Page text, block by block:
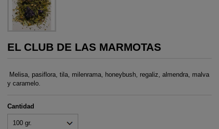
EL CLUB DE LAS MARMOTAS
Melisa, pasiflora, tila, milenrama, honeybush, regaliz, almendra, malva
y caramelo.
Cantidad